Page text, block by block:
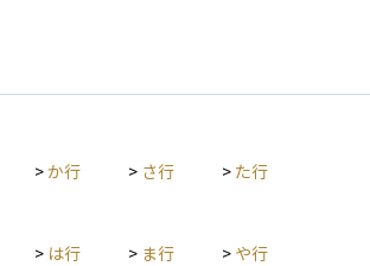
>か行 > さ行 > た行
> は行 > ま行 > や行